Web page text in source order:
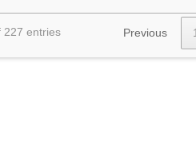
227 entries Previous 1